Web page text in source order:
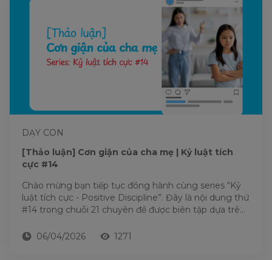
DẠY CON
[Thảo luận] Cơn giận của cha mẹ | Kỷ luật tích
cực #14
Chào mừng bạn tiếp tục đồng hành cùng series “Kỷ
luật tích cực - Positive Discipline”. Đây là nội dung thứ
#14 trong chuỗi 21 chuyên đề được biên tập dựa trên
06/04/2026
1271